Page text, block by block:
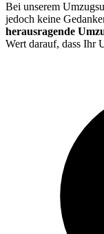
Bei unserem
jedoch keine
herausragende
Wert darauf, dass Ihr